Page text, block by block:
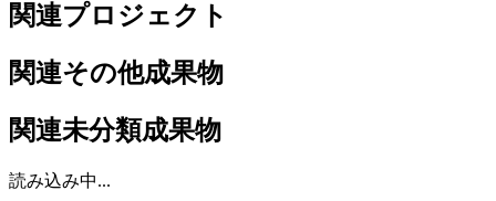
関連プロジェクト
関連その他成果物
関連未分類成果物
読み込み中...